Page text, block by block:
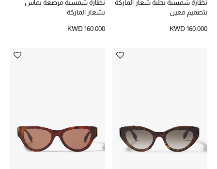
نظارة شمسية بحلية شعار الماركة
بتصميم معين
KWD 160.000
نظارة شمسية مرصعة بماس
بشعار الماركة
KWD 160.000